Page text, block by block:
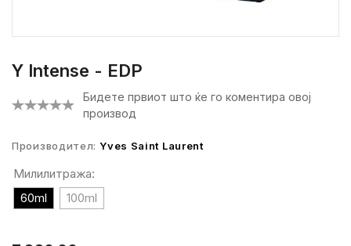
Y Intense - EDP
Бидете првиот што ќе го коментира овој
производ
Производител: Yves Saint Laurent
Милилитража:
60ml
100ml